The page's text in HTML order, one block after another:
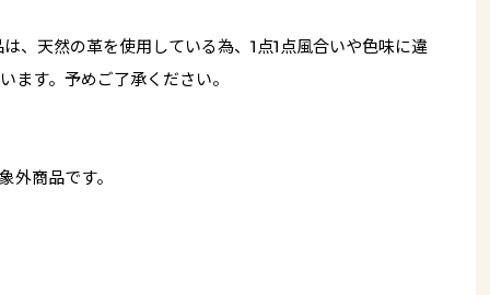
、天然の革を使用している為、1点1点風合いや色味に違
ます。予めご了承ください。
外商品です。